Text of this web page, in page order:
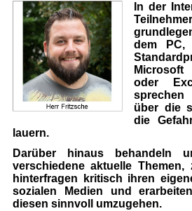
In der
dem PC,
oder
über die
die
lauern.
Darüber hinaus behandeln
verschiedene aktuelle
hinterfragen kritisch ihren
sozialen Medien und
diesen sinnvoll umzugehen.